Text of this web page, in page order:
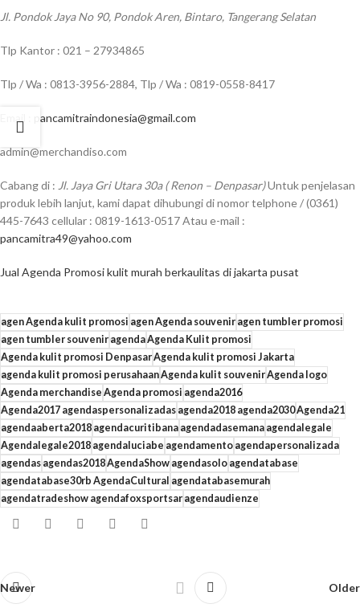
Jl. Pondok Jaya No 90, Pondok Aren, Bintaro, Tangerang Selatan
Tlp Kantor : 021 – 27934865
Tlp / Wa : 0813-3956-2884, Tlp / Wa : 0819-0558-8417
pancamitraindonesia@gmail.com
admin@merchandiso.com
Cabang di : Jl. Jaya Gri Utara 30a ( Renon – Denpasar)Untuk penjelasan
produk lebih lanjut, kami dapat dihubungi di nomor telphone / (0361)
445-7643 cellular : 0819-1613-0517 Atau e-mail :
pancamitra49@yahoo.com
Jual Agenda Promosi kulit murah berkaulitas di jakarta pusat
agen Agenda kulit promosi agen Agenda souveniragen tumbler promosi
agen tumbler souveniragendaAgenda Kulit promosi
Agenda kulit promosi DenpasarAgenda kulit promosi Jakarta
agenda kulit promosi perusahaanAgenda kulit souvenirAgenda logo
Agenda merchandise Agenda promosi agenda2016
Agenda2017 agendaspersonalizadasagenda2018 agenda2030Agenda21
agendaaberta2018agendacuritibanaagendadasemanaagendalegale
Agendalegale2018agendaluciabe agendamentoagendapersonalizada
agendasagendas2018AgendaShowagendasoloagendatabase
agendatabase30rb AgendaCultural agendatabasemurah
agendatradeshow agendafoxsportsaragendaudienze
Newer Older